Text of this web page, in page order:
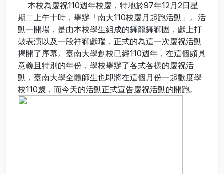
本校為慶祝110週年校慶，特地於97年12月2日星
期二上午十時，舉辦「南大110校慶月起跑活動」。活
動一開場，是由本校學生組成的舞龍舞獅團，獻上打
鼓表演以及一段祥獅獻瑞，正式的為這一次慶祝活動
揭開了序幕。臺南大學創校已經110週年，在這個頗具
意義且特別的年份，學校舉辦了各式各樣的慶祝活
動，臺南大學全體師生也即將在這個月份一起歡度學
校110歲，而今天的活動正式宣告慶祝活動的開跑。